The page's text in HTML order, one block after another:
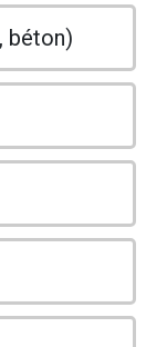
béton)